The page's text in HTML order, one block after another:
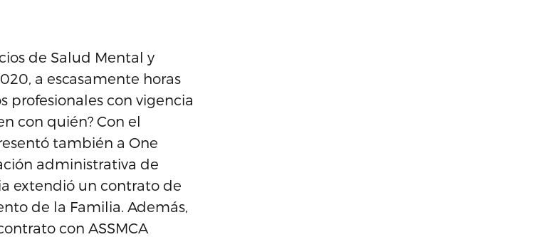
de Salud Mental y
a escasamente horas
profesionales con vigencia
con quién? Con el
también a One
administrativa de
extendió un contrato de
de la Familia. Además,
con ASSMCA